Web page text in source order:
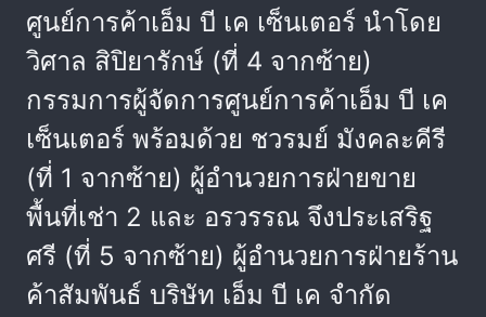
ศูนย์การค้าเอ็ม บี เค เซ็นเตอร์ นำโดย
วิศาล สิปิยารักษ์ (ที่ 4 จากซ้าย)
กรรมการผู้จัดการศูนย์การค้าเอ็ม บี เค
เซ็นเตอร์ พร้อมด้วย ชวรมย์ มังคละคีรี
(ที่ 1 จากซ้าย) ผู้อำนวยการฝ่ายขาย
พื้นที่เช่า 2 และ อรวรรณ จึงประเสริฐ
ศรี (ที่ 5 จากซ้าย) ผู้อำนวยการฝ่ายร้าน
ค้าสัมพันธ์ บริษัท เอ็ม บี เค จำกัด